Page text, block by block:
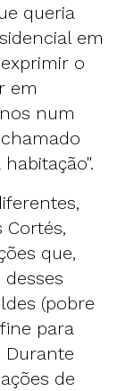
queria
em
o
em
num
Cortés,
que,
(pobre
para
Durante
de